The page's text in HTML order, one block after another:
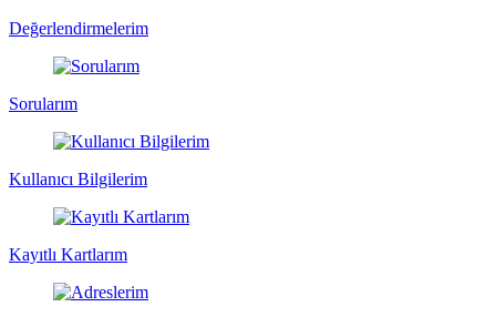
Değerlendirmelerim
Sorularım
Kullanıcı Bilgilerim
Kayıtlı Kartlarım